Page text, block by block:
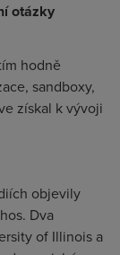
otázky
hodně
sandboxy,
získal k vývoji
objevily
. Dva
of Illinois a